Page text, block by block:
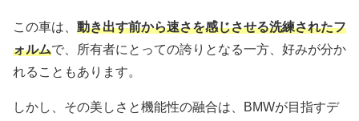
この車は、 動き出す前から速さを感じさせる洗練されたフ
ォルムで、所有者にとっての誇りとなる一方、好みが分か
れることもあります。
しかし、その美しさと機能性の融合は、BMWが目指すデ